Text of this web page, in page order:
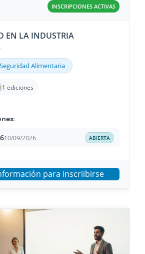
INSCRIPCIONES ACTIVAS
EN LA INDUSTRIA
Alimentaria
1 ediciones
10/09/2026 ABIERTA
para inscriibirse